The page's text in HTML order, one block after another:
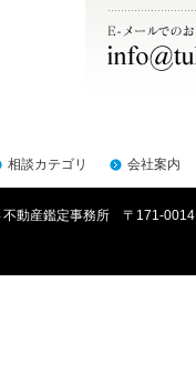
相談カテゴリ 会社案内
不動産鑑定事務所 〒171-